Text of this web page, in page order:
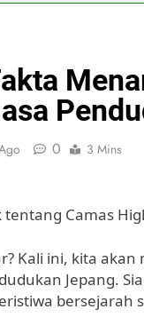
0 3 Mins
Camas
Kali ini, kita
Jepang.
bersejarah